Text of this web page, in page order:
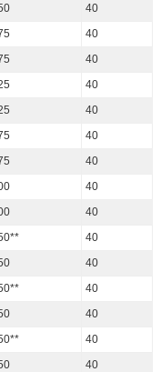
40
40
40
40
40
40
40
40
40
40
40
40
40
40
40